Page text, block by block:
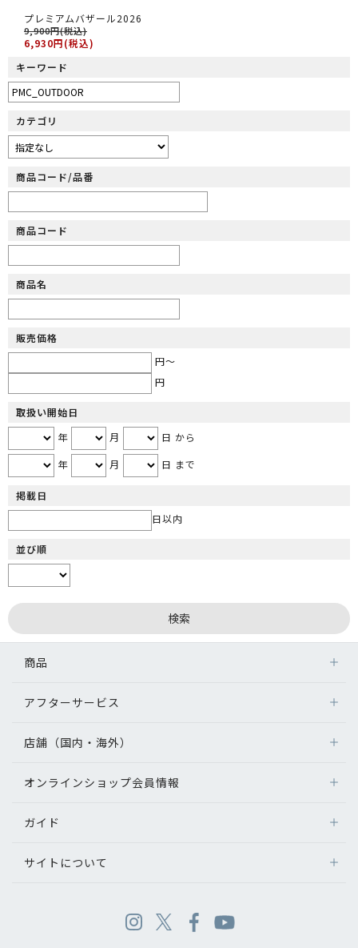
プレミアムバザール2026
9,900円(税込)
6,930円(税込)
キーワード
カテゴリ
商品コード/品番
商品コード
商品名
販売価格
円～
円
取扱い開始日
年
月
日 から
年
月 日 まで
掲載日
日以内
並び順
商品
アフターサービス
店舗（国内・海外）
オンラインショップ会員情報
ガイド
サイトについて